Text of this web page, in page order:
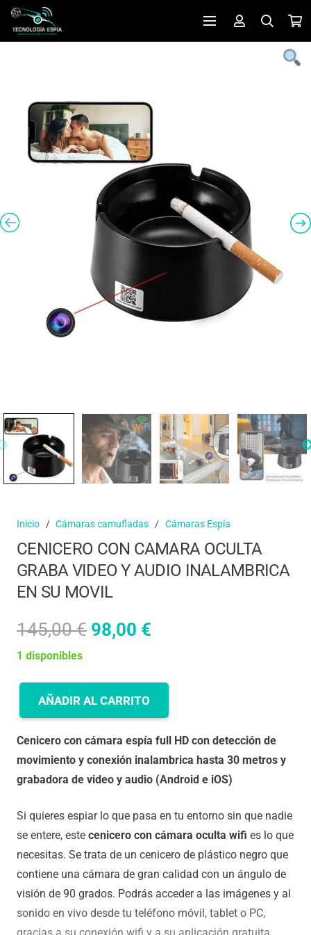
Inicio / Cámaras camufladas / Cámaras Espía
CENICERO CON CAMARA OCULTA
GRABA VIDEO Y AUDIO INALAMBRICA
EN SU MOVIL
145,00€ El
era:
145,00 €.
98,00 €
es:
1 disponibles
CENICERO
CAMARA
OCULTA
GRABA
AÑADIR AL CARRITO
Cenicero con cámara espía full HD con detección de
movimiento y conexión inalambrica hasta 30 metros y
grabadora de video y audio (Android e iOS)
Si quieres espiar lo que pasa en tu entorno sin que nadie
se entere, este cenicero con cámara oculta wifi es lo que
necesitas. Se trata de un cenicero de plástico negro que
contiene una cámara de gran calidad con un ángulo de
visión de 90 grados. Podrás acceder a las imágenes y al
sonido en vivo desde tu teléfono móvil, tablet o PC,
gracias a su conexión wifi y a su aplicación gratuita.